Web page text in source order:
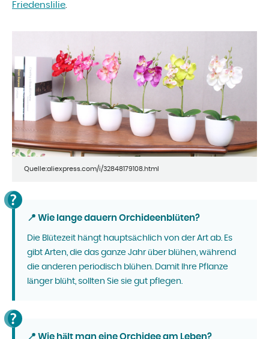
Friedenslilie.
Quelle:aliexpress.com/i/32848179108.html
📍 Wie lange dauern Orchideenblüten?
Die Blütezeit hängt hauptsächlich von der Art ab. Es
gibt Arten, die das ganze Jahr über blühen, während
die anderen periodisch blühen. Damit Ihre Pflanze
länger blüht, sollten Sie sie gut pflegen.
📍 Wie hält man eine Orchidee am Leben?